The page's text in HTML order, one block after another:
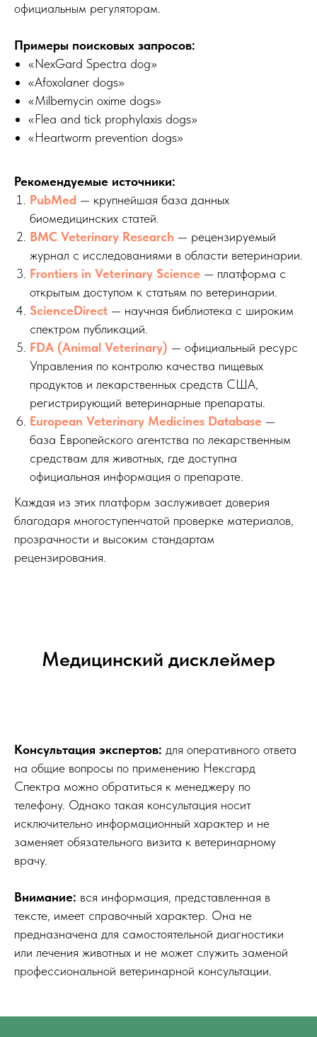
официальным регуляторам.
Примеры поисковых запросов:
«NexGard Spectra dog»
«Afoxolaner dogs»
«Milbemycin oxime dogs»
«Flea and tick prophylaxis dogs»
«Heartworm prevention dogs»
Рекомендуемые источники:
PubMed — крупнейшая база данных
биомедицинских статей.
BMC Veterinary Research — рецензируемый
журнал с исследованиями в области ветеринарии.
Frontiers in Veterinary Science — платформа с
открытым доступом к статьям по ветеринарии.
ScienceDirect — научная библиотека с широким
спектром публикаций.
FDA (Animal Veterinary) — официальный ресурс
Управления по контролю качества пищевых
продуктов и лекарственных средств США,
регистрирующий ветеринарные препараты.
European Veterinary Medicines Database —
база Европейского агентства по лекарственным
средствам для животных, где доступна
официальная информация о препарате.
Каждая из этих платформ заслуживает доверия
благодаря многоступенчатой проверке материалов,
прозрачности и высоким стандартам
рецензирования.
Медицинский дисклеймер
Консультация экспертов: для оперативного ответа
на общие вопросы по применению Нексгард
Спектра можно обратиться к менеджеру по
телефону. Однако такая консультация носит
исключительно информационный характер и не
заменяет обязательного визита к ветеринарному
врачу.
Внимание: вся информация, представленная в
тексте, имеет справочный характер. Она не
предназначена для самостоятельной диагностики
или лечения животных и не может служить заменой
профессиональной ветеринарной консультации.